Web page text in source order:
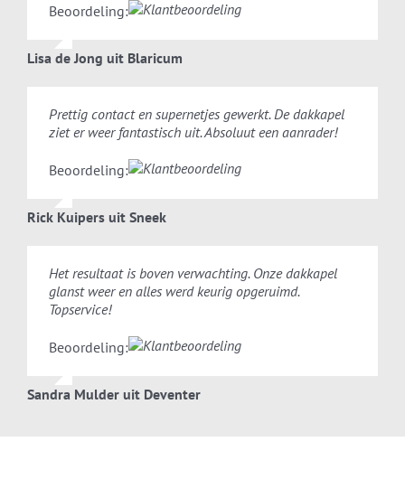
Beoordeling:
Lisa de Jong uit Blaricum
Prettig contact en supernetjes gewerkt. De dakkapel
ziet er weer fantastisch uit. Absoluut een aanrader!
Beoordeling:
Rick Kuipers uit Sneek
Het resultaat is boven verwachting. Onze dakkapel
glanst weer en alles werd keurig opgeruimd.
Topservice!
Beoordeling:
Sandra Mulder uit Deventer